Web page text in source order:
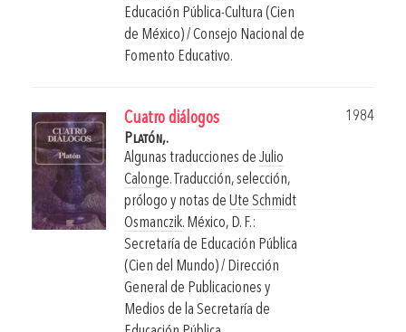
Educación Pública-Cultura (Cien
de México) / Consejo Nacional de
Fomento Educativo.
Cuatro diálogos
1984
Platón,.
Algunas traducciones de Julio
Calonge. Traducción, selección,
prólogo y notas de Ute Schmidt
Osmanczik. México, D. F.:
Secretaría de Educación Pública
(Cien del Mundo) / Dirección
General de Publicaciones y
Medios de la Secretaría de